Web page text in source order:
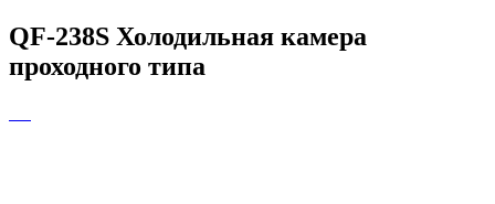
QF-238S Холодильная камера
проходного типа